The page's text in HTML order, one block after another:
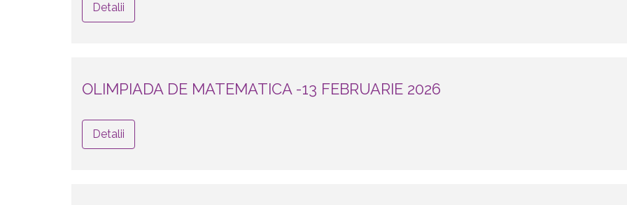
Detalii
OLIMPIADA DE MATEMATICA -13 FEBRUARIE 2026
Detalii